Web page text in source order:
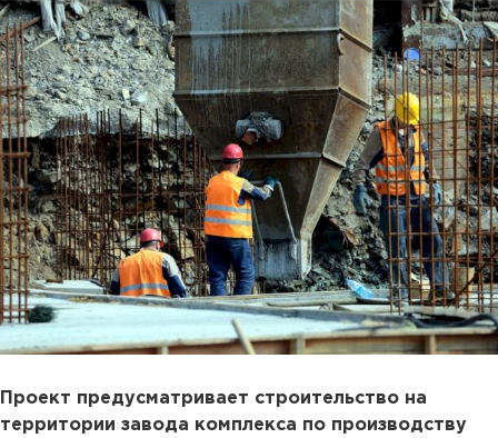
Проект предусматривает строительство на
территории завода комплекса по производству